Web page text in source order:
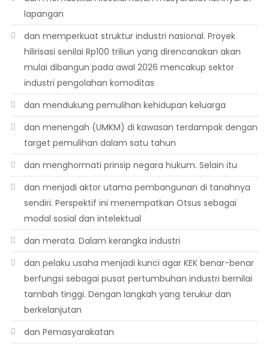
lapangan
dan memperkuat struktur industri nasional. Proyek
hilirisasi senilai Rp100 triliun yang direncanakan akan
mulai dibangun pada awal 2026 mencakup sektor
industri pengolahan komoditas
dan mendukung pemulihan kehidupan keluarga
dan menengah (UMKM) di kawasan terdampak dengan
target pemulihan dalam satu tahun
dan menghormati prinsip negara hukum. Selain itu
dan menjadi aktor utama pembangunan di tanahnya
sendiri. Perspektif ini menempatkan Otsus sebagai
modal sosial dan intelektual
dan merata. Dalam kerangka industri
dan pelaku usaha menjadi kunci agar KEK benar-benar
berfungsi sebagai pusat pertumbuhan industri bernilai
tambah tinggi. Dengan langkah yang terukur dan
berkelanjutan
dan Pemasyarakatan